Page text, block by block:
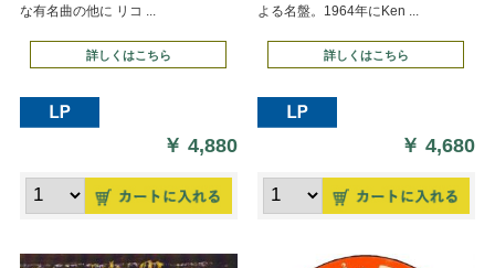
な有名曲の他に リコ ...
詳しくはこちら
￥4,880
よる名盤。1964年にKen ...
詳しくはこちら
￥4,680